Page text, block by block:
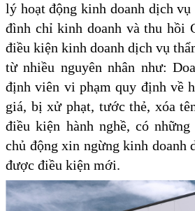
lý hoạt động kinh doanh dịch
đình chỉ kinh doanh và thu hồi
điều kiện kinh doanh dịch vụ
từ nhiều nguyên nhân như:
định viên vi phạm quy định về
giá, bị xử phạt, tước thẻ, xóa
điều kiện hành nghề, có những
chủ động xin ngừng kinh doanh
được điều kiện mới.